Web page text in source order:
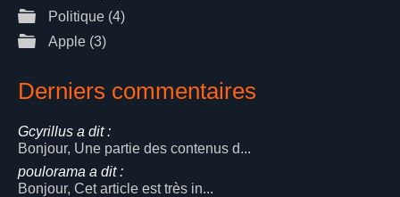
Politique (4)
Apple (3)
Derniers commentaires
Gcyrillus a dit :
Bonjour, Une partie des contenus d...
poulorama a dit :
Bonjour, Cet article est très in...